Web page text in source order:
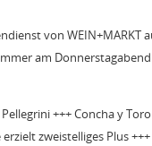
von WEIN+MARKT
am
+++ Concha y
zweistelliges Plus